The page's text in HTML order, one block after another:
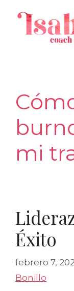
contenido
mi
Éxito
febrero 7,
Bonillo